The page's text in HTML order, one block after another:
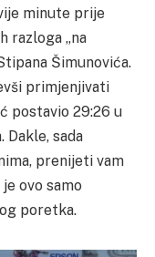
minute prije
razloga „na
Šimunovića.
primjenjivati
postavio 29:26 u
Dakle, sada
prenijeti vam
ovo samo
poretka.